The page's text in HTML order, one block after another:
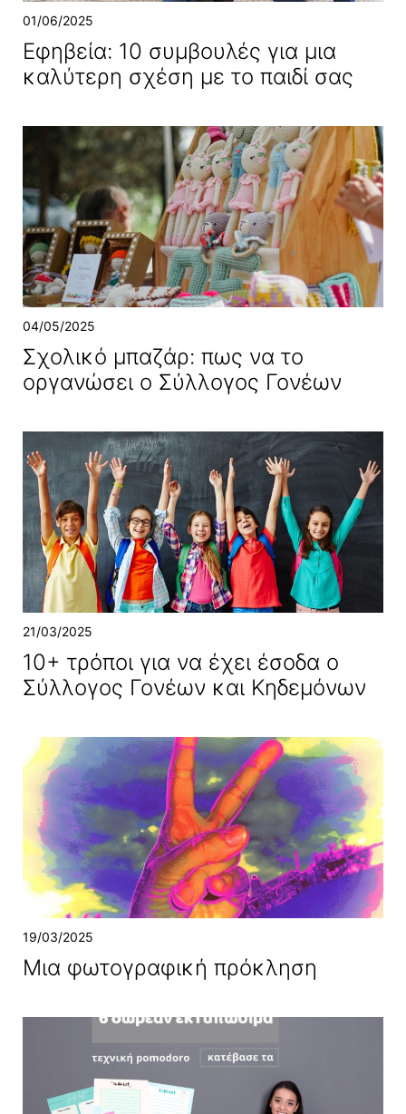
01/06/2025
Εφηβεία: 10 συμβουλές για μια
καλύτερη σχέση με το παιδί σας
04/05/2025
Σχολικό μπαζάρ: πως να το
οργανώσει ο Σύλλογος Γονέων
21/03/2025
10+ τρόποι για να έχει έσοδα ο
Σύλλογος Γονέων και Κηδεμόνων
19/03/2025
Μια φωτογραφική πρόκληση